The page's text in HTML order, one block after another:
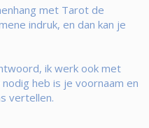
met Tarot de
indruk, en dan kan je
ik werk ook met
heb is je voornaam en
vertellen.